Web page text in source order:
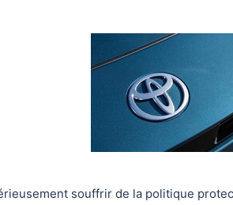
souffrir de la politique